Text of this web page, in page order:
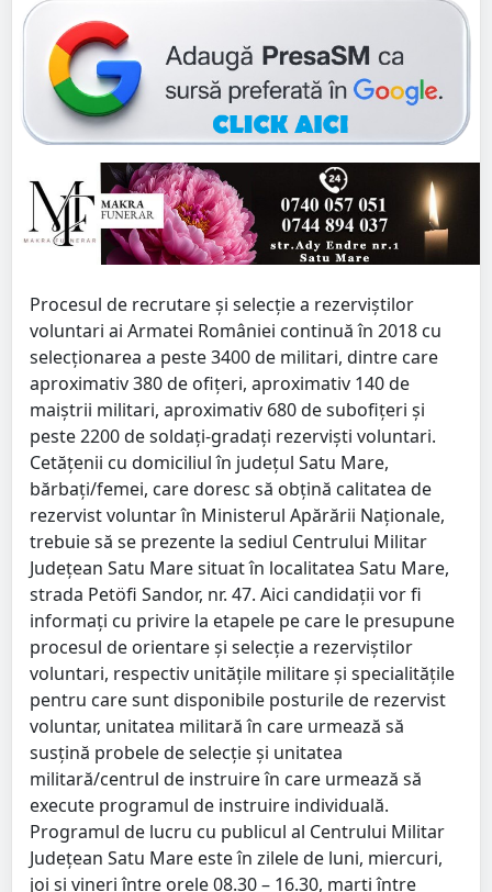
Procesul de recrutare şi selecţie a rezerviştilor
voluntari ai Armatei României continuă în 2018 cu
selecţionarea a peste 3400 de militari, dintre care
aproximativ 380 de ofiţeri, aproximativ 140 de
maiştrii militari, aproximativ 680 de subofiţeri şi
peste 2200 de soldaţi-gradaţi rezervişti voluntari.
Cetăţenii cu domiciliul în judeţul Satu Mare,
bărbaţi/femei, care doresc să obţină calitatea de
rezervist voluntar în Ministerul Apărării Naţionale,
trebuie să se prezente la sediul Centrului Militar
Judeţean Satu Mare situat în localitatea Satu Mare,
strada Petöfi Sandor, nr. 47. Aici candidaţii vor fi
informaţi cu privire la etapele pe care le presupune
procesul de orientare şi selecţie a rezerviştilor
voluntari, respectiv unităţile militare şi specialităţile
pentru care sunt disponibile posturile de rezervist
voluntar, unitatea militară în care urmează să
susţină probele de selecţie şi unitatea
militară/centrul de instruire în care urmează să
execute programul de instruire individuală.
Programul de lucru cu publicul al Centrului Militar
Judeţean Satu Mare este în zilele de luni, miercuri,
joi şi vineri între orele 08.30 – 16.30, marţi între